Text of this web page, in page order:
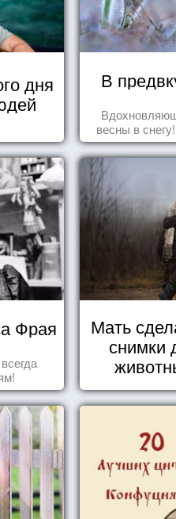
дня
В
весны в
Фрая
Мать
снимки